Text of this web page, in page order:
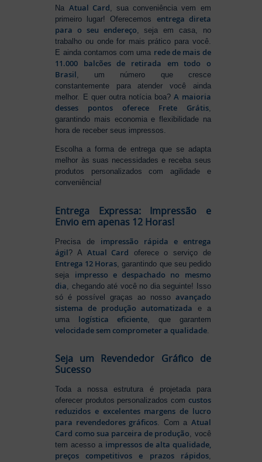
Na Atual Card, sua conveniência vem em
primeiro lugar! Oferecemos entrega direta
para o seu endereço, seja em casa, no
trabalho ou onde for mais prático para você.
E ainda contamos com uma rede de mais de
11.000 balcões de retirada em todo o
Brasil, um número que cresce
constantemente para atender você ainda
melhor. E quer outra notícia boa?A maioria
desses pontos oferece Frete Grátis,
garantindo mais economia e flexibilidade na
hora de receber seus impressos.
Escolha a forma de entrega que se adapta
melhor às suas necessidades e receba seus
produtos personalizados com agilidade e
conveniência!
Entrega Expressa: Impressão e
Envio em apenas 12 Horas!
Precisa de impressão rápida e entrega
ágil? A Atual Card oferece o serviço de
Entrega 12 Horas , garantindo que seu pedido
seja impresso e despachado no mesmo
dia , chegando até você no dia seguinte! Isso
só é possível graças ao nosso avançado
sistema de produção automatizada e a
uma logística eficiente , que garantem
velocidade sem comprometer a qualidade
Seja um Revendedor Gráfico de
Sucesso
Toda a nossa estrutura é projetada para
oferecer produtos personalizados com custos
reduzidos e excelentes margens de lucro
para revendedores gráficos. Com a Atual
Card como sua parceira de produção, você
tem acesso a impressos de alta qualidade,
preços competitivos e prazos rápidos,